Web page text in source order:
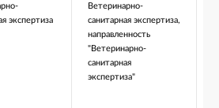
экспертиза
Ветеринарно-
санитарная экспертиза,
направленность
"Ветеринарно-
санитарная
экспертиза"